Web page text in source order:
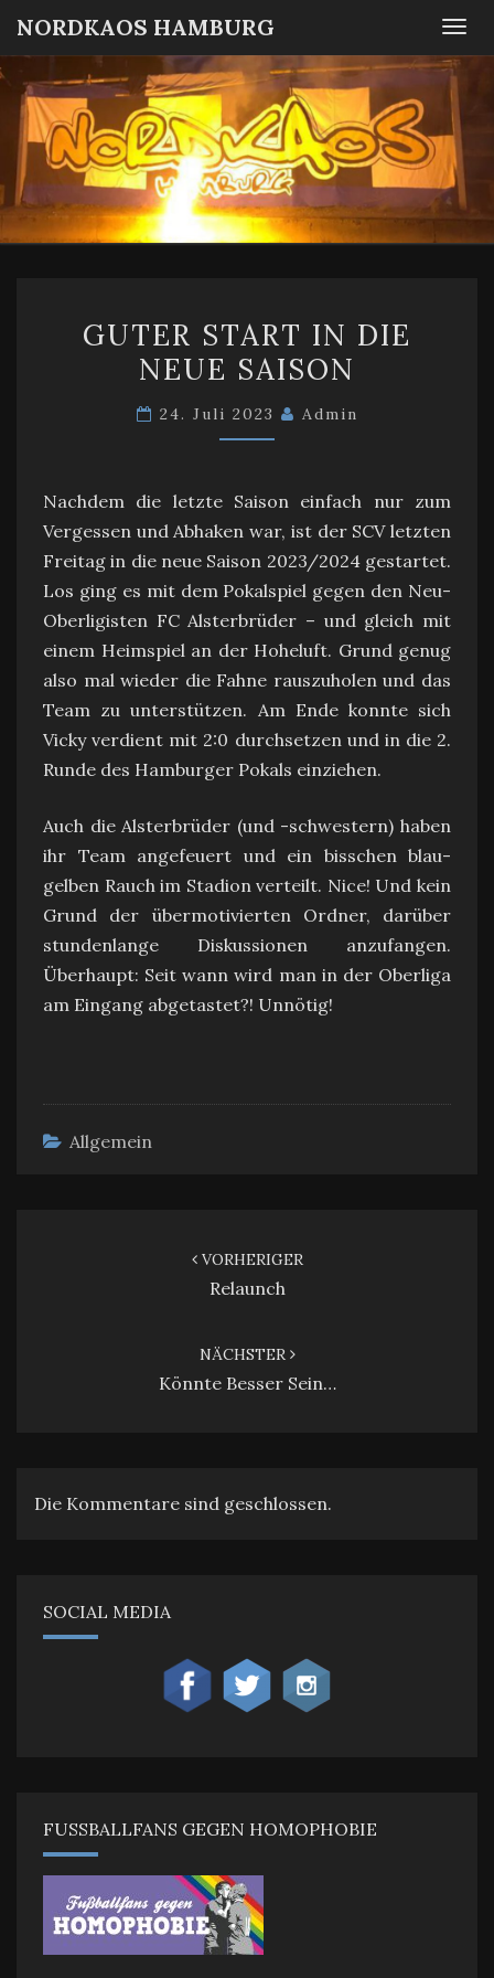
NORDKAOS HAMBURG
Fanszene
SC
Victoria
Hamburg
START
IN
GUTER START IN DIE
NEUE SAISON
24. Juli 2023 Admin
Nachdem die letzte Saison einfach nur zum
Vergessen und Abhaken war, ist der SCV letzten
Freitag in die neue Saison 2023/2024 gestartet.
Los ging es mit dem Pokalspiel gegen den Neu-
Oberligisten FC Alsterbrüder – und gleich mit
einem Heimspiel an der Hoheluft. Grund genug
also mal wieder die Fahne rauszuholen und das
Team zu unterstützen. Am Ende konnte sich
Vicky verdient mit 2:0 durchsetzen und in die 2.
Runde des Hamburger Pokals einziehen.
Auch die Alsterbrüder (und -schwestern) haben
ihr Team angefeuert und ein bisschen blau-
gelben Rauch im Stadion verteilt. Nice! Und kein
Grund der übermotivierten Ordner, darüber
stundenlange Diskussionen anzufangen.
Überhaupt: Seit wann wird man in der Oberliga
am Eingang abgetastet?! Unnötig!
Allgemein
VORHERIGER
Relaunch
NÄCHSTER
Könnte Besser Sein…
Die Kommentare sind geschlossen.
SOCIAL MEDIA
FUSSBALLFANS GEGEN HOMOPHOBIE